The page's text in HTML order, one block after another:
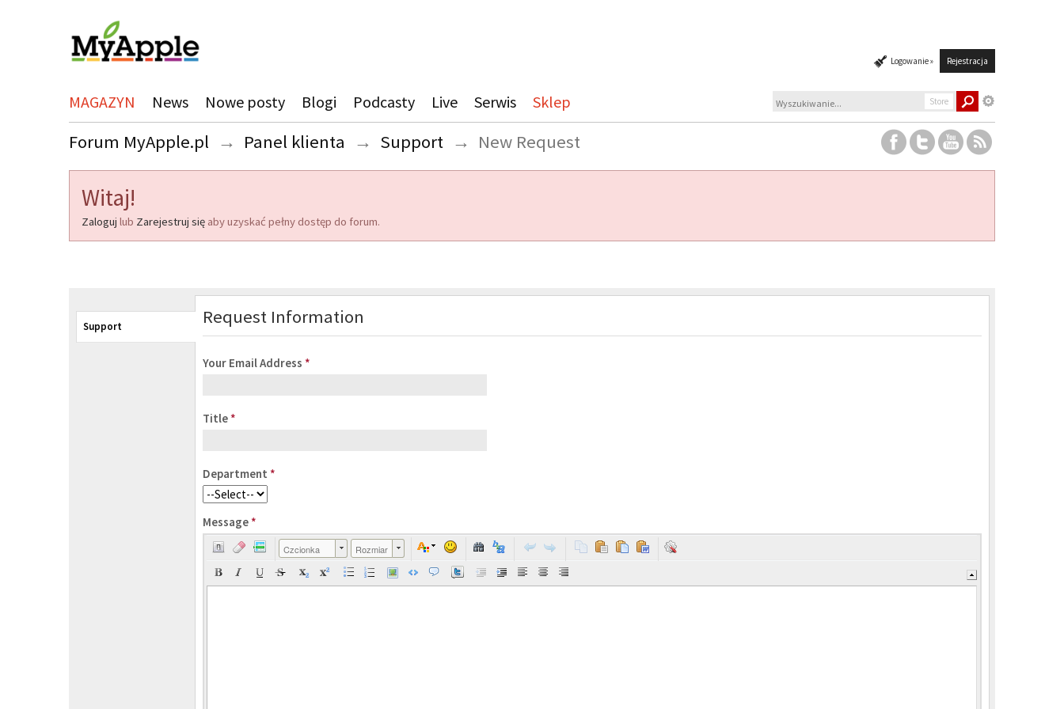
Logowanie » Rejestracja
MAGAZYN News Nowe posty Blogi Podcasty Live Serwis Sklep Store
Forum MyApple.pl → Panel klienta → Support → New Request
Witaj!
Zaloguj lub Zarejestruj się aby uzyskać pełny dostęp do forum.
Support Request Information
Your Email Address *
Title *
Department *
Message *
Czcionka Rozmiar